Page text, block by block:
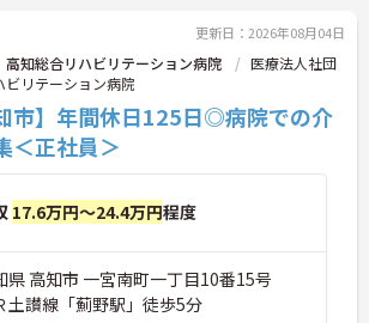
更新日：2026年08月04日
知総合リハビリテーション病院
医療法人社団
リテーション病院
市】年間休日125日◎病院での介
＜正社員＞
17.6万円～24.4万円程度
県 高知市 一宮南町一丁目10番15号
土讃線「薊野駅」徒歩5分